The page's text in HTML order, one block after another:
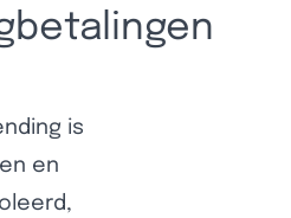
is
en